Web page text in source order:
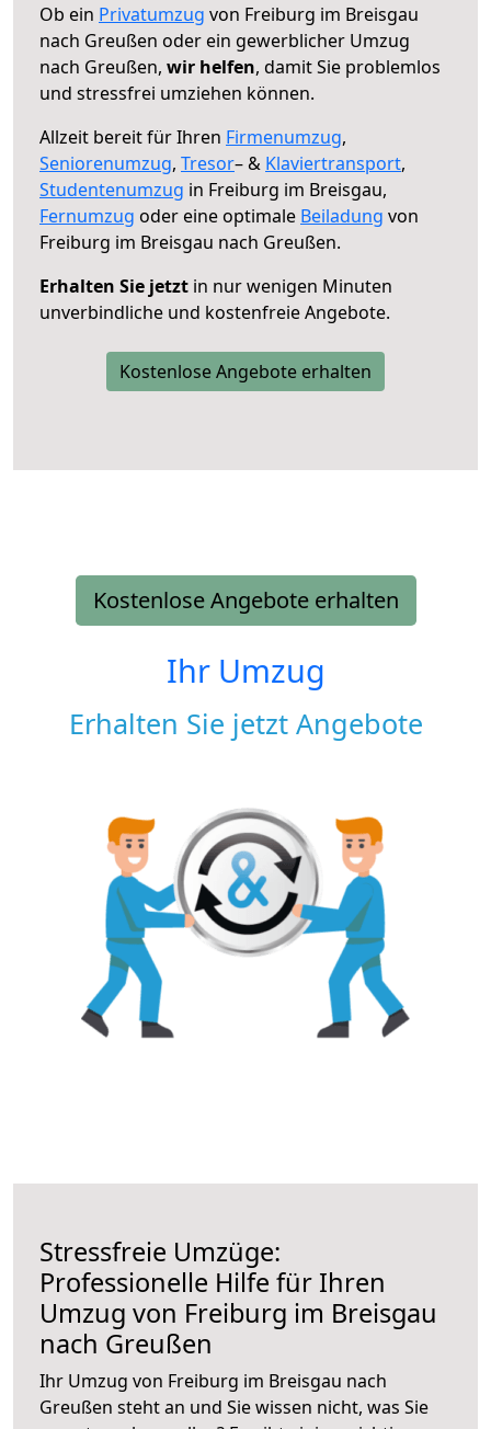
Ob ein Privatumzug von Freiburg im Breisgau
nach Greußen oder ein gewerblicher Umzug
nach Greußen, wir helfen, damit Sie problemlos
und stressfrei umziehen können.
Allzeit bereit für Ihren Firmenumzug,
Seniorenumzug, Tresor– & Klaviertransport,
Studentenumzug in Freiburg im Breisgau,
Fernumzug oder eine optimale Beiladung von
Freiburg im Breisgau nach Greußen.
Erhalten Sie jetzt in nur wenigen Minuten
unverbindliche und kostenfreie Angebote.
Kostenlose Angebote erhalten
Kostenlose Angebote erhalten
Ihr Umzug
Erhalten Sie jetzt Angebote
Stressfreie Umzüge:
Professionelle Hilfe für Ihren
Umzug von Freiburg im Breisgau
nach Greußen
Ihr Umzug von Freiburg im Breisgau nach
Greußen steht an und Sie wissen nicht, was Sie